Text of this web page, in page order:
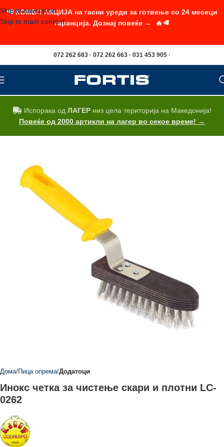
Skip to navigation
Skip to main content
072 262 683 · 072 262 663 · 031 453 905 ·
Испорака од ЛАГЕРниз цела територија на Македонија!
Повеќе од 2000 артикли на лагер во секое време! →
Дома Пица опрема Додатоци
Инокс четка за чистење скари и плотни LC-
0262
📢 КОМБО АКЦИЈА на гасни уреди за готвење со 24 месеци
гаранција. Дознај повеќе → 🔥🥩